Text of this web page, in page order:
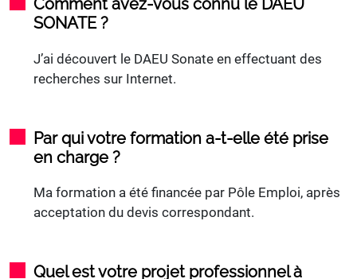
Comment avez-vous connu le DAEU
SONATE ?
J’ai découvert le DAEU Sonate en effectuant des
recherches sur Internet.
Par qui votre formation a-t-elle été prise
en charge ?
Ma formation a été financée par Pôle Emploi, après
acceptation du devis correspondant.
Quel est votre projet professionnel à